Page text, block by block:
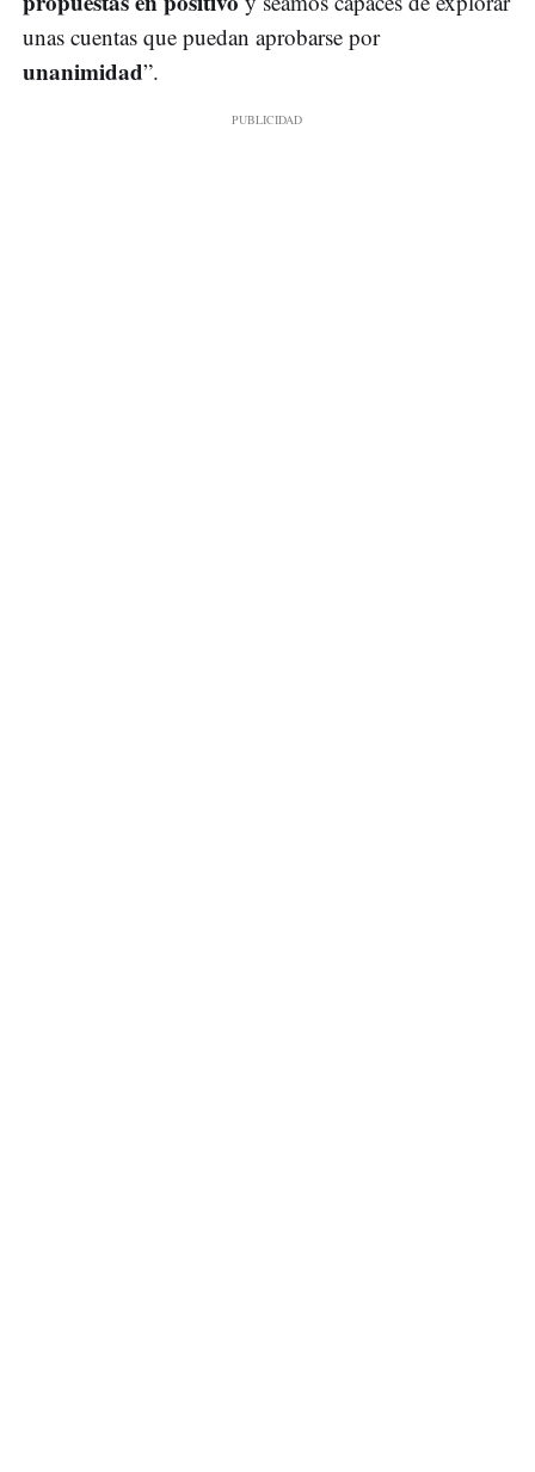
unas cuentas que puedan aprobarse por
unanimidad”.